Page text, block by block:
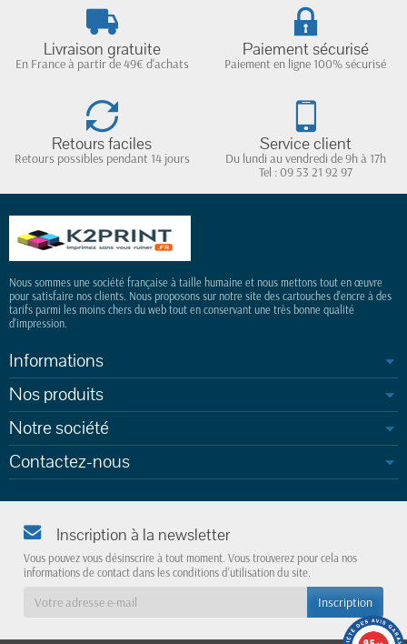
Livraison gratuite
En France à partir de 49€ d'achats
Paiement sécurisé
Paiement en ligne 100% sécurisé
Retours faciles
Retours possibles pendant 14 jours
Service client
Du lundi au vendredi de 9h à 17h
Tel : 09 53 21 92 97
Nous sommes une société française à taille humaine et nous mettons tout en œuvre
pour satisfaire nos clients. Nous proposons sur notre site des cartouches d'encre à des
tarifs parmi les moins chers du web tout en conservant une très bonne qualité
d'impression.
Informations
Nos produits
Notre société
Contactez-nous
Inscription à la newsletter
Vous pouvez vous désinscrire à tout moment. Vous trouverez pour cela nos
informations de contact dans les conditions d'utilisation du site.